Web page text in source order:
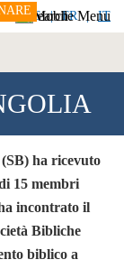
DE FR IT
ha ricevuto
15 membri
incontrato il
Bibliche
biblico a